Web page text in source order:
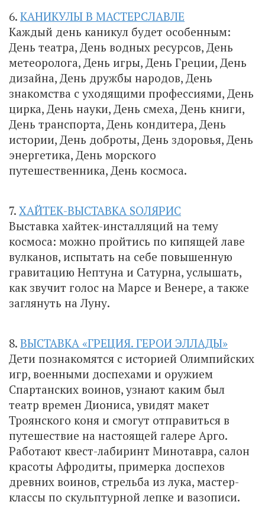
6. КАНИКУЛЫ В МАСТЕРСЛАВЛЕ
Каждый день каникул будет особенным:
День театра, День водных ресурсов, День
метеоролога, День игры, День Греции, День
дизайна, День дружбы народов, День
знакомства с уходящими профессиями, День
цирка, День науки, День смеха, День книги,
День транспорта, День кондитера, День
истории, День доброты, День здоровья, День
энергетика, День морского
путешественника, День космоса.
7. ХАЙТЕК-ВЫСТАВКА SОЛЯРИС
Выставка хайтек-инсталляций на тему
космоса: можно пройтись по кипящей лаве
вулканов, испытать на себе повышенную
гравитацию Нептуна и Сатурна, услышать,
как звучит голос на Марсе и Венере, а также
заглянуть на Луну.
8. ВЫСТАВКА «ГРЕЦИЯ. ГЕРОИ ЭЛЛАДЫ»
Дети познакомятся с историей Олимпийских
игр, военными доспехами и оружием
Спартанских воинов, узнают каким был
театр времен Диониса, увидят макет
Троянского коня и смогут отправиться в
путешествие на настоящей галере Арго.
Работают квест-лабиринт Минотавра, салон
красоты Афродиты, примерка доспехов
древних воинов, стрельба из лука, мастер-
классы по скульптурной лепке и вазописи.